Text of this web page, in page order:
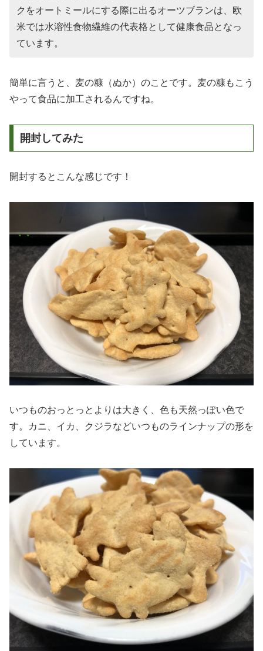
クをオートミールにする際に出るオーツブランは、欧
米では水溶性食物繊維の代表格として健康食品となっ
ています。
簡単に言うと、麦の糠（ぬか）のことです。麦の糠もこう
やって食品に加工されるんですね。
開封してみた
開封するとこんな感じです！
いつものおっとっとよりは大きく、色も天然っぽい色で
す。カニ、イカ、クジラなどいつものラインナップの形を
しています。